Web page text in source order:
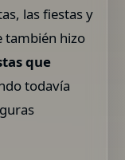
las fiestas y
también hizo
que
todavía